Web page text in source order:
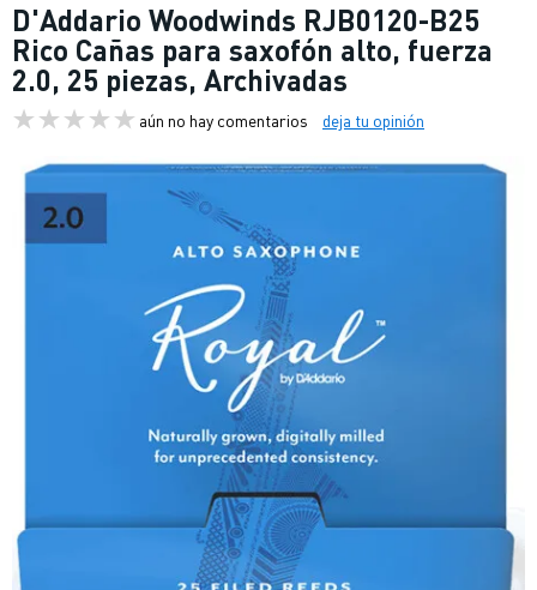
D'Addario Woodwinds RJB0120-B25
Rico Cañas para saxofón alto, fuerza
2.0, 25 piezas, Archivadas
aún no hay comentarios deja tu opinión